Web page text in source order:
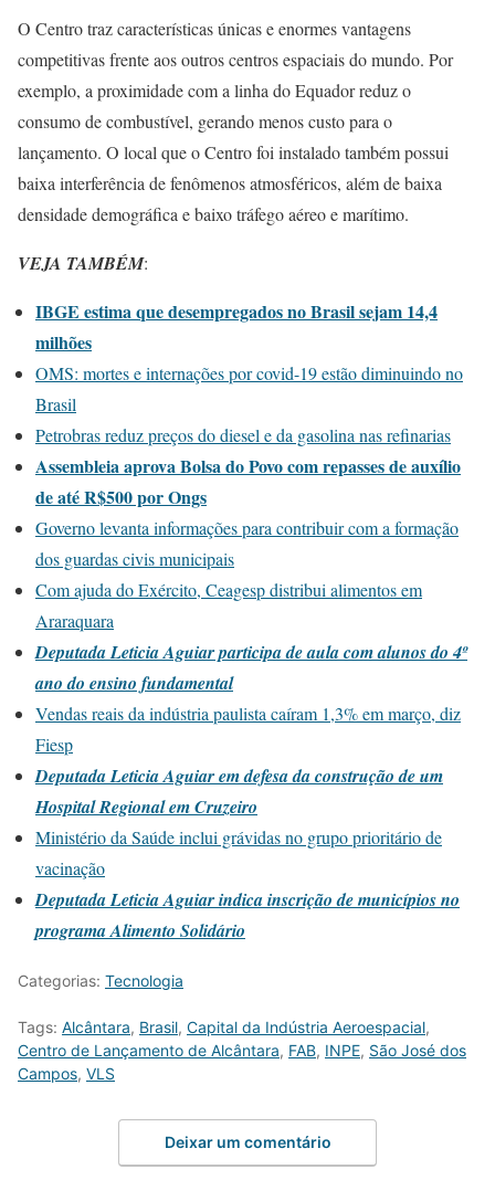
O Centro traz características únicas e enormes vantagens
competitivas frente aos outros centros espaciais do mundo. Por
exemplo, a proximidade com a linha do Equador reduz o
consumo de combustível, gerando menos custo para o
lançamento. O local que o Centro foi instalado também possui
baixa interferência de fenômenos atmosféricos, além de baixa
densidade demográfica e baixo tráfego aéreo e marítimo.
VEJA TAMBÉM:
IBGE estima que desempregados no Brasil sejam 14,4
milhões
OMS: mortes e internações por covid-19 estão diminuindo no
Brasil
Petrobras reduz preços do diesel e da gasolina nas refinarias
Assembleia aprova Bolsa do Povo com repasses de auxílio
de até R$500 por Ongs
Governo levanta informações para contribuir com a formação
dos guardas civis municipais
Com ajuda do Exército, Ceagesp distribui alimentos em
Araraquara
Deputada Leticia Aguiar participa de aula com alunos do 4º
ano do ensino fundamental
Vendas reais da indústria paulista caíram 1,3% em março, diz
Fiesp
Deputada Leticia Aguiar em defesa da construção de um
Hospital Regional em Cruzeiro
Ministério da Saúde inclui grávidas no grupo prioritário de
vacinação
Deputada Leticia Aguiar indica inscrição de municípios no
programa Alimento Solidário
Categorias: Tecnologia
Tags: Alcântara, Brasil, Capital da Indústria Aeroespacial,
Centro de Lançamento de Alcântara, FAB, INPE, São José dos
Campos, VLS
Deixar um comentário